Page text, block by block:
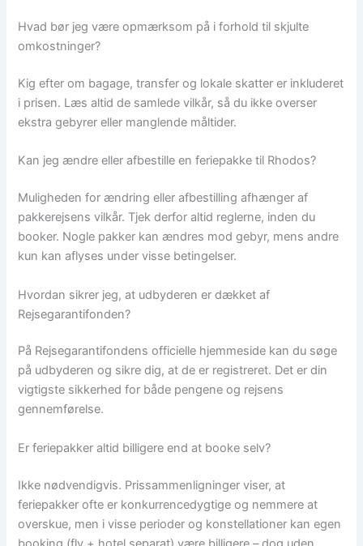
Hvad bør jeg være opmærksom på i forhold til skjulte
omkostninger?
Kig efter om bagage, transfer og lokale skatter er inkluderet
i prisen. Læs altid de samlede vilkår, så du ikke overser
ekstra gebyrer eller manglende måltider.
Kan jeg ændre eller afbestille en feriepakke til Rhodos?
Muligheden for ændring eller afbestilling afhænger af
pakkerejsens vilkår. Tjek derfor altid reglerne, inden du
booker. Nogle pakker kan ændres mod gebyr, mens andre
kun kan aflyses under visse betingelser.
Hvordan sikrer jeg, at udbyderen er dækket af
Rejsegarantifonden?
På Rejsegarantifondens officielle hjemmeside kan du søge
på udbyderen og sikre dig, at de er registreret. Det er din
vigtigste sikkerhed for både pengene og rejsens
gennemførelse.
Er feriepakker altid billigere end at booke selv?
Ikke nødvendigvis. Prissammenligninger viser, at
feriepakker ofte er konkurrencedygtige og nemmere at
overskue, men i visse perioder og konstellationer kan egen